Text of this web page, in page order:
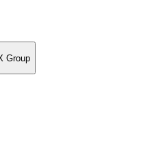
Group